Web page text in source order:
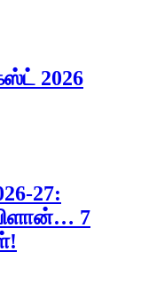
2026
27:
7